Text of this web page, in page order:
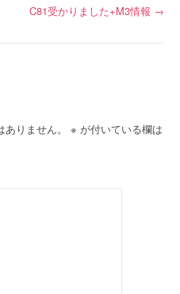
C81受かりました+M3情報 →
りません。 ※ が付いている欄は